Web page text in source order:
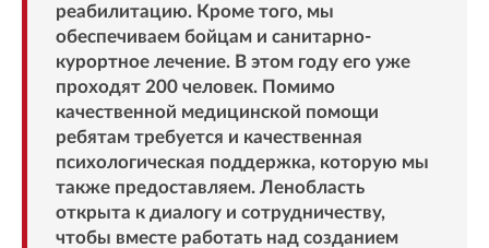
реабилитацию. Кроме того, мы
обеспечиваем бойцам и санитарно-
курортное лечение. В этом году его уже
проходят 200 человек. Помимо
качественной медицинской помощи
ребятам требуется и качественная
психологическая поддержка, которую мы
также предоставляем. Ленобласть
открыта к диалогу и сотрудничеству,
чтобы вместе работать над созданием